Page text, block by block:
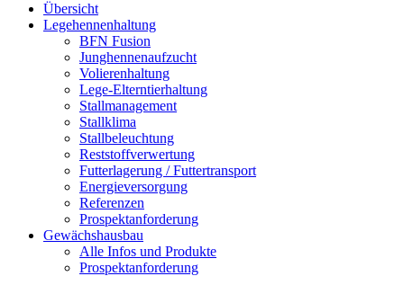
Übersicht
Legehennenhaltung
BFN Fusion
Junghennenaufzucht
Volierenhaltung
Lege-Elterntierhaltung
Stallmanagement
Stallklima
Stallbeleuchtung
Reststoffverwertung
Futterlagerung / Futtertransport
Energieversorgung
Referenzen
Prospektanforderung
Gewächshausbau
Alle Infos und Produkte
Prospektanforderung